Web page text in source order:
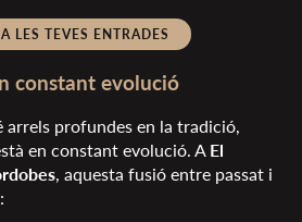
LES TEVES ENTRADES
constant evolució
arrels profundes en la tradició,
en constant evolució. AEl
, aquesta fusió entre passat i